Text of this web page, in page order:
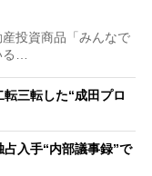
投資商品「みんなで
る…
転三転した“成田プロ
占入手“内部議事録”で